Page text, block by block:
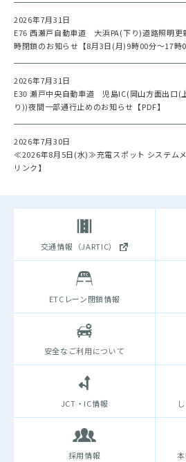
2026年7月31日
E76 西瀬戸自動車道 大浜PA(下り)道路照明更
時閉鎖のお知らせ【8月3日(月)9時00分～17時
2026年7月31日
E30 瀬戸中央自動車道 児島IC(岡山方面出口(
り))夜間一部通行止めのお知らせ【PDF】
2026年7月30日
≪2026年8月5日(水)≫充電スポット システム
リンク】
交通情報（JARTIC）
ETCレーン閉鎖情報
安全なご利用について
JCT・IC情報
採用情報